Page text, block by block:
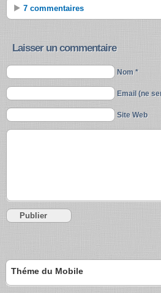
7 commentaires
Laisser un commentaire
Nom *
Email (ne
Site Web
Théme du Mobile